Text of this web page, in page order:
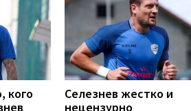
кого
Селезнев жестко и
нецензурно